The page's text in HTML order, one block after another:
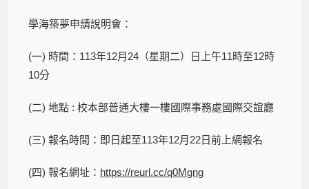
學海築夢申請說明會：
(一) 時間：113年12月24（星期二）日上午11時至12時
10分
(二) 地點 : 校本部普通大樓一樓國際事務處國際交誼廳
(三) 報名時間：即日起至113年12月22日前上網報名
(四) 報名網址： https://reurl.cc/q0Mgng